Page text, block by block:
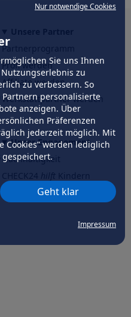
Nur notwendige Cookies
Sie uns Ihnen
zu
zu verbessern. So
personalisierte
anzeigen. Über
Präferenzen
jederzeit möglich. Mit
Cookies” werden lediglich
Geht klar
Impressum
Partnerprogramm
Profi werden
Affiliate werden
Werkstattpartner werden
Unser Engagement
Nachhaltigkeit
CHECK24hilftder Natur